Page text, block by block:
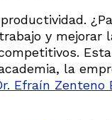
y mejorar
la
Efraín Zenteno